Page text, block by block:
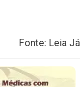
Fonte: Leia Já